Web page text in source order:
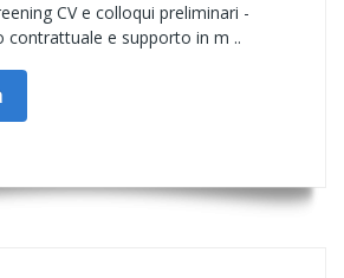
CV e colloqui preliminari -
contrattuale e supporto in m ..